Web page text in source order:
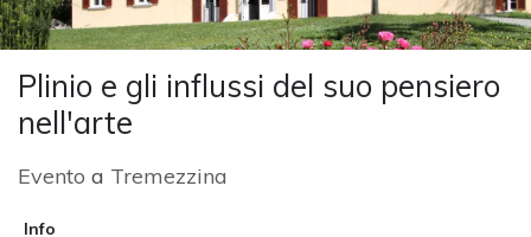
Plinio e gli influssi del suo pensiero
nell'arte
Evento a Tremezzina
Info